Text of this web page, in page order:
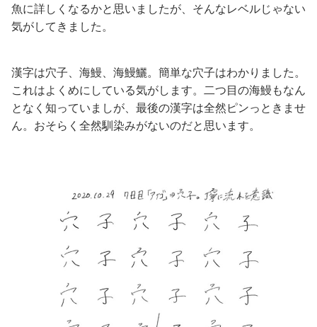
魚に詳しくなるかと思いましたが、そんなレベルじゃない
気がしてきました。
漢字は穴子、海鰻、海鰻鱺。簡単な穴子はわかりました。
これはよくめにしている気がします。二つ目の海鰻もなん
となく知っていましが、最後の漢字は全然ピンっときませ
ん。おそらく全然馴染みがないのだと思います。